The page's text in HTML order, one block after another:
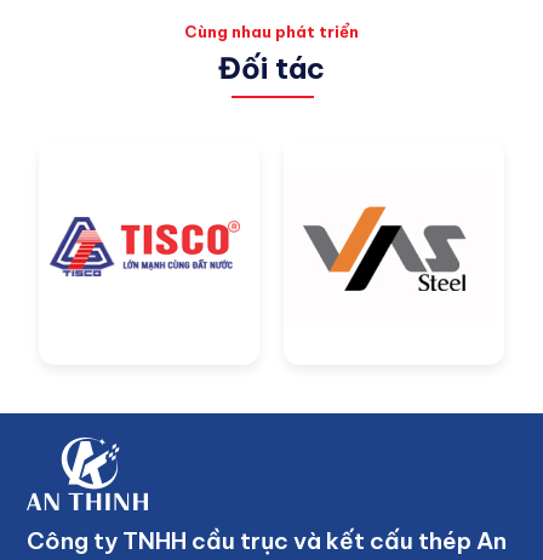
Cùng nhau phát triển
Đối tác
Công ty TNHH cầu trục và kết cấu thép An